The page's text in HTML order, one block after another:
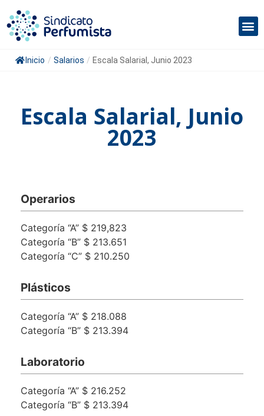
Inicio / Salarios / Escala Salarial, Junio 2023
Escala Salarial, Junio
2023
Operarios
Categoría “A” $ 219,823
Categoría “B” $ 213.651
Categoría “C” $ 210.250
Plásticos
Categoría “A” $ 218.088
Categoría “B” $ 213.394
Laboratorio
Categoría “A” $ 216.252
Categoría “B” $ 213.394